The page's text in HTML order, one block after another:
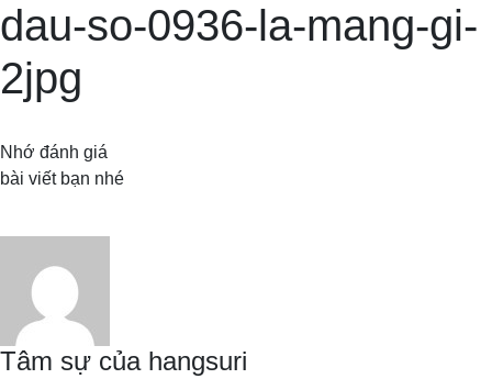
dau-so-0936-la-mang-gi-
2jpg
Nhớ đánh giá
bài viết bạn nhé
Tâm sự của hangsuri